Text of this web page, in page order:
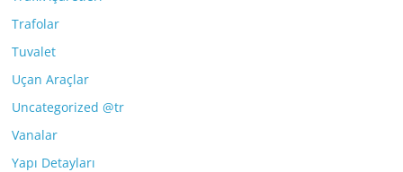
Trafolar
Tuvalet
Uçan Araçlar
Uncategorized @tr
Vanalar
Yapı Detayları